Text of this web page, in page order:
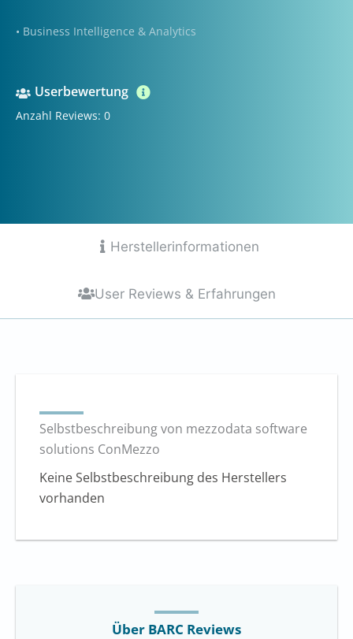
• Business Intelligence & Analytics
Userbewertung
Anzahl Reviews: 0
Herstellerinformationen
User Reviews & Erfahrungen
Selbstbeschreibung von mezzodata software
solutions ConMezzo
Keine Selbstbeschreibung des Herstellers
vorhanden
Über BARC Reviews